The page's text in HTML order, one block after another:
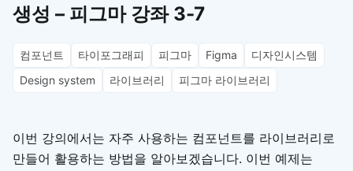
생성 – 피그마 강좌 3-7
컴포넌트 타이포그래피 피그마 Figma
디자인시스템
Design system
라이브러리 피그마 라이브러리
이번 강의에서는 자주 사용하는 컴포넌트를 라이브러리로
만들어 활용하는 방법을 알아보겠습니다. 이번 예제는